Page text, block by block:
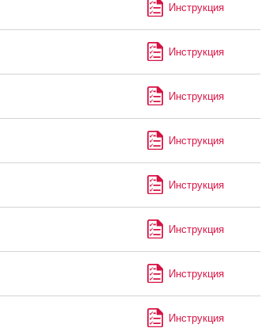
Инструкция
Инструкция
Инструкция
Инструкция
Инструкция
Инструкция
Инструкция
Инструкция